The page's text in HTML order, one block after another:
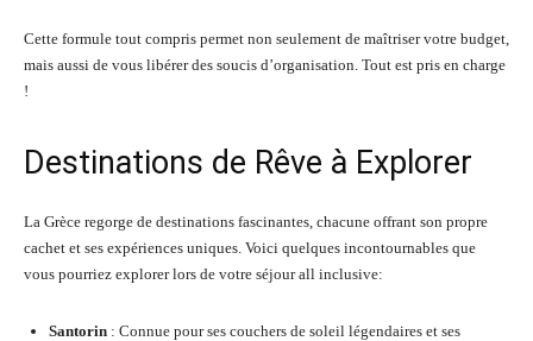
Cette formule tout compris permet non seulement de maîtriser votre budget,
mais aussi de vous libérer des soucis d’organisation. Tout est pris en charge
!
Destinations de Rêve à Explorer
La Grèce regorge de destinations fascinantes, chacune offrant son propre
cachet et ses expériences uniques. Voici quelques incontournables que
vous pourriez explorer lors de votre séjour all inclusive:
Santorin : Connue pour ses couchers de soleil légendaires et ses